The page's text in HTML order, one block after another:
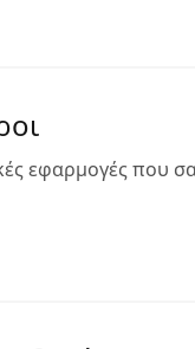
εφαρμογές που